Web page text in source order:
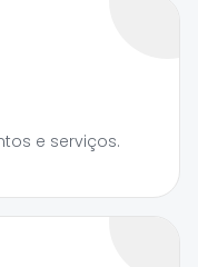
e serviços.